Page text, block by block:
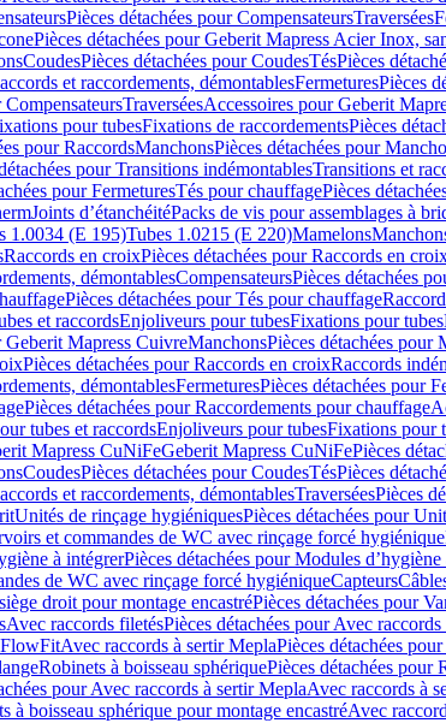
Pièces détachées pour CompensateursTraversées
Pièces détachées pour Geberit Mapress Acier Inox,
CoudesPièces détachées pour CoudesTésPièces
et raccordements, démontablesFermeturesPièces
CompensateursTraverséesAccessoires pour Geberit
pour tubesFixations de raccordementsPièces
pour RaccordsManchonsPièces détachées pour
pour Transitions indémontablesTransitions et
pour FermeturesTés pour chauffagePièces
Joints d’étanchéitéPacks de vis pour assemblages à
1.0034 (E 195)Tubes 1.0215 (E 220)Mamelons
Raccords en croixPièces détachées pour Raccords en
démontablesCompensateursPièces détachées
Pièces détachées pour Tés pour chauffage
et raccordsEnjoliveurs pour tubesFixations pour tubes
Geberit Mapress CuivreManchonsPièces détachées pour
Pièces détachées pour Raccords en croixRaccords
démontablesFermeturesPièces détachées pour
Pièces détachées pour Raccordements pour chauffage
tubes et raccordsEnjoliveurs pour tubesFixations pour
Mapress CuNiFeGeberit Mapress CuNiFePièces
CoudesPièces détachées pour CoudesTésPièces
et raccordements, démontablesTraverséesPièces
Unités de rinçage hygiéniquesPièces détachées pour
et commandes de WC avec rinçage forcé hygiénique
à intégrerPièces détachées pour Modules
de WC avec rinçage forcé hygiéniqueCapteurs
droit pour montage encastréPièces détachées pour
Avec raccords filetésPièces détachées pour Avec
FlowFitAvec raccords à sertir MeplaPièces détachées
Robinets à boisseau sphériquePièces détachées pour
pour Avec raccords à sertir MeplaAvec raccords à
à boisseau sphérique pour montage encastréAvec